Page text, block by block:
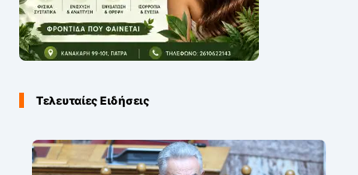
Τελευταίες Ειδήσεις